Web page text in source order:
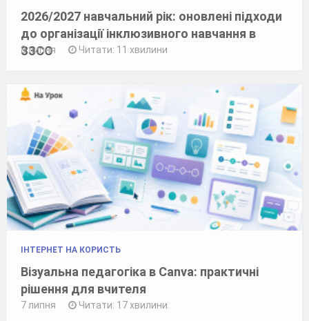
2026/2027 навчальний рік: оновлені підходи
до організації інклюзивного навчання в
ЗЗСО
8 липня Читати: 11 хвилини
ІНТЕРНЕТ НА КОРИСТЬ
Візуальна педагогіка в Canva: практичні
рішення для вчителя
7 липня Читати: 17 хвилини